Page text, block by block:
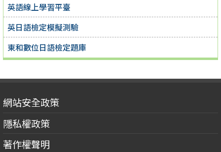
英語線上學習平臺
英日語檢定模擬測驗
東和數位日語檢定題庫
網站安全政策
隱私權政策
著作權聲明